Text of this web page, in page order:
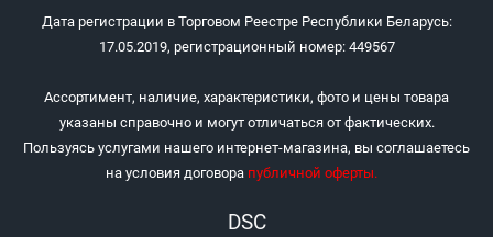
Дата регистрации в Торговом Реестре Республики Беларусь:
17.05.2019, регистрационный номер: 449567
Ассортимент, наличие, характеристики, фото и цены товара
указаны справочно и могут отличаться от фактических.
Пользуясь услугами нашего интернет-магазина, вы соглашаетесь
на условия договора публичной оферты.
DSC